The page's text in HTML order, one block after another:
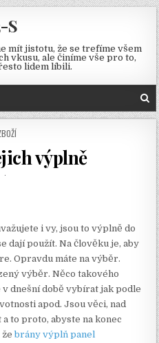
S
mít jistotu, že se trefíme všem
vkusu, ale činíme vše pro to,
lidem líbili.
výplně
i vy, jsou to výplně do
dají použít. Na člověku je, aby
Opravdu máte na výběr.
výběr. Něco takového
dnešní době vybírat jak podle
apod. Jsou věci, nad
to proto, abyste na konec
žebrány výplň panel